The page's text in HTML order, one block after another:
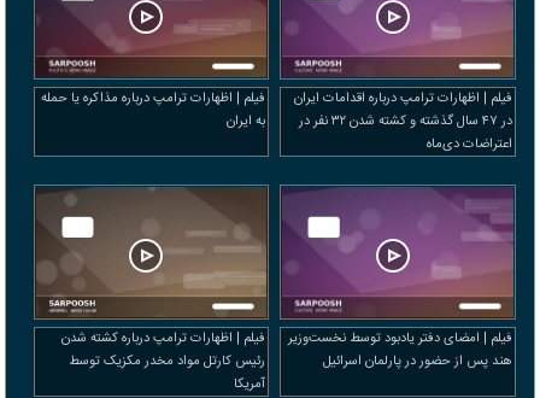
فیلم | اظهارات ترامپ درباره اقدامات ایران
در ۴۷ سال گذشته و کشته شدن ۳۲ نفر در
اعتراضات دی‌ماه
فیلم | اظهارات ترامپ درباره مذاکره یا حمله
به ایران
فیلم | امضای دفتر یادبود توسط نخست‌وزیر
هند پس از حضور در پارلمان اسرائیل
فیلم | اظهارات ترامپ درباره کشته شدن
رئیس کارتل مواد مخدر مکزیک توسط
آمریکا